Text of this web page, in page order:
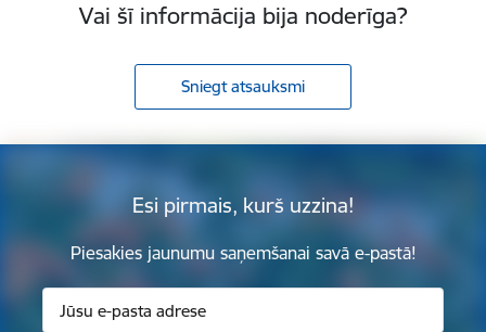
Vai šī informācija bija noderīga?
Sniegt atsauksmi
Esi pirmais, kurš uzzina!
Piesakies jaunumu saņemšanai savā e-pastā!